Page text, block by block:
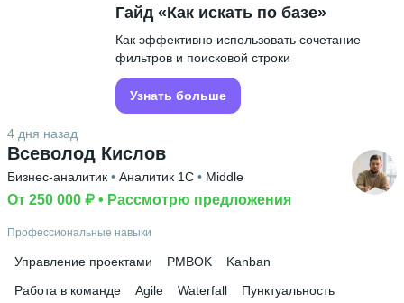
Гайд «Как искать по базе»
Как эффективно использовать сочетание
фильтров и поисковой строки
Узнать больше
Всеволод Кислов
4 дня назад
Бизнес-аналитик • Аналитик 1С • Middle
От 250 000 ₽ • Рассмотрю предложения
Профессиональные навыки
Управление проектами PMBOK
Kanban
Работа в команде
Agile Waterfall
Пунктуальность